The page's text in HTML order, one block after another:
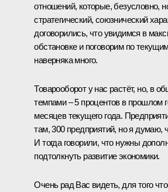
отношений, которые, безусловно,
стратегический, союзнический
договорились, что увидимся в
обстановке и поговорим по
наверняка много.
Товарооборот у нас растёт, но, в
темпами – 5 процентов в прошлом
месяцев текущего года.
там, 300 предприятий, но я думаю,
И тогда говорили, что нужны
подтолкнуть развитие экономики.
Очень рад Вас видеть, для того